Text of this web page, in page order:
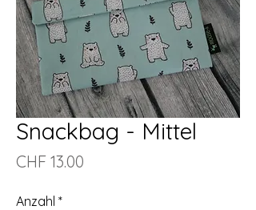
Snackbag - Mittel
CHF 13.00
Anzahl *